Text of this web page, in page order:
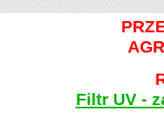
Filtr UV -